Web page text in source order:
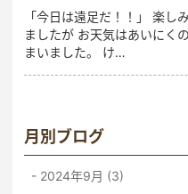
「今日は遠足だ！！」 楽し
ましたが お天気はあいにく
まいました。 け…
月別ブログ
2024年9月 (3)